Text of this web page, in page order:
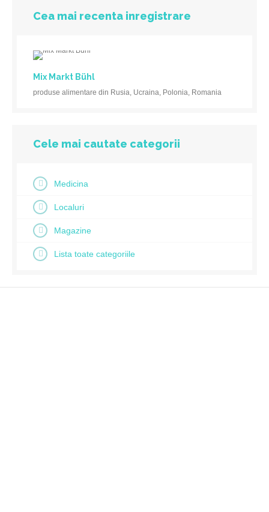
Cea mai recenta inregistrare
Mix Markt Bühl
produse alimentare din Rusia, Ucraina, Polonia, Romania
Cele mai cautate categorii
Medicina
Localuri
Magazine
Lista toate categoriile